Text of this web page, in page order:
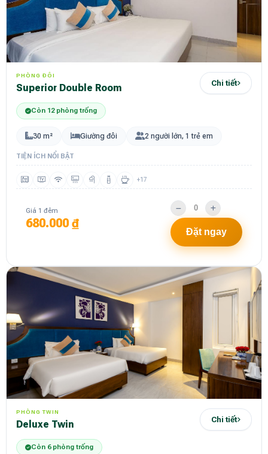
PHÒNG ĐÔI
Superior Double Room Chi tiết
Còn 12 phòng trống
30 m² Giường đôi 2 người lớn, 1 trẻ em
TIỆN ÍCH NỔI BẬT
+17
Giá 1 đêm
680.000 ₫
Đặt ngay
PHÒNG TWIN
Deluxe Twin Chi tiết
Còn 6 phòng trống